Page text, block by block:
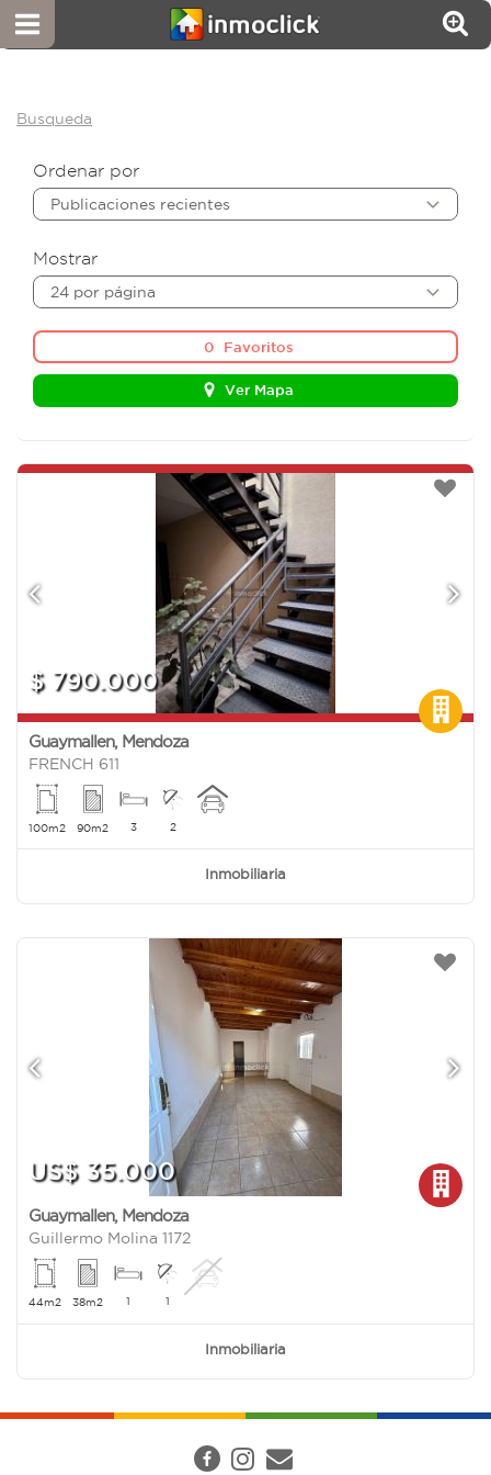
Busqueda
Ordenar por
Publicaciones recientes
Mostrar
24 por página
0 Favoritos
Ver Mapa
$ 790.000
Guaymallen, Mendoza
FRENCH 611
100m2 90m2 3 2
Inmobiliaria
US$ 35.000
Guaymallen, Mendoza
Guillermo Molina 1172
44m2 38m2 1 1
Inmobiliaria